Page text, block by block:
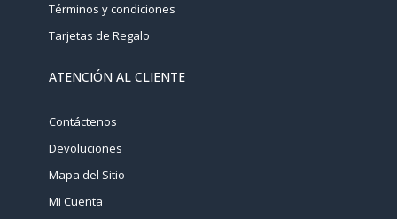
Términos y condiciones
Tarjetas de Regalo
ATENCIÓN AL CLIENTE
Contáctenos
Devoluciones
Mapa del Sitio
Mi Cuenta